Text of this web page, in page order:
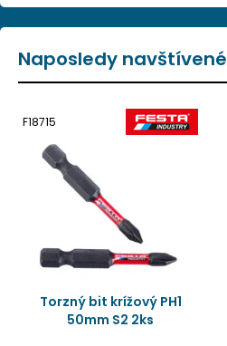
Naposledy navštívené
F18715
Torzný bit krížový PH1
50mm S2 2ks